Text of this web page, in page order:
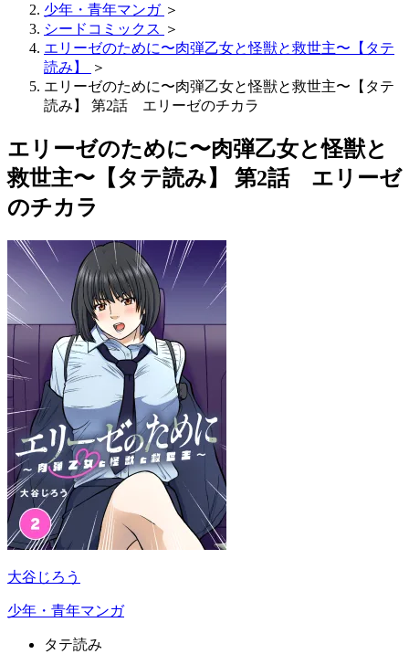
少年・青年マンガ ＞
シードコミックス ＞
エリーゼのために〜肉弾乙女と怪獣と救世主〜【タテ
読み】
＞
エリーゼのために〜肉弾乙女と怪獣と救世主〜【タテ
読み】 第2話 エリーゼのチカラ
エリーゼのために〜肉弾乙女と怪獣と
救世主〜【タテ読み】 第2話 エリーゼ
のチカラ
大谷じろう
少年・青年マンガ
タテ読み